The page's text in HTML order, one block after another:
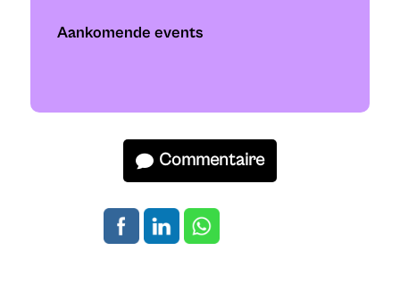
Aankomende events
Commentaire